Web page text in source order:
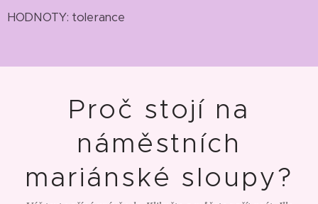
HODNOTY: tolerance
Proč stojí na
náměstních
mariánské sloupy?